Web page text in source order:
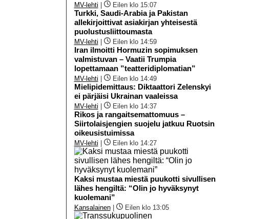
MV-lehti Eilen klo 15:07
Turkki, Saudi-Arabia ja Pakistan
allekirjoittivat asiakirjan yhteisestä
puolustusliittoumasta
MV-lehti Eilen klo 14:59
Iran ilmoitti Hormuzin sopimuksen
valmistuvan – Vaatii Trumpia
lopettamaan ”teatteridiplomatian”
MV-lehti Eilen klo 14:49
Mielipidemittaus: Diktaattori Zelenskyi
ei pärjäisi Ukrainan vaaleissa
MV-lehti Eilen klo 14:37
Rikos ja rangaitsemattomuus –
Siirtolaisjengien suojelu jatkuu Ruotsin
oikeusistuimissa
MV-lehti Eilen klo 14:27
Kaksi mustaa miestä puukotti sivullisen
lähes hengiltä: “Olin jo hyväksynyt
kuolemani”
Kansalainen| Eilen klo 13:05